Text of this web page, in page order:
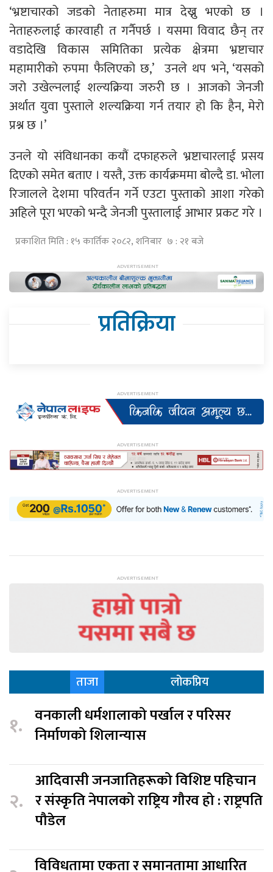
‘भ्रष्टाचारको जडको नेताहरुमा मात्र देख्नु भएको छ ।
नेताहरुलाई कारवाही त गर्नैपर्छ । यसमा विवाद छैन् तर
वडादेखि विकास समितिका प्रत्येक क्षेत्रमा भ्रष्टाचार
महामारीको रुपमा फैलिएको छ,’ उनले थप भने, ‘यसको
जरो उखेल्नलाई शल्यक्रिया जरुरी छ । आजको जेनजी
अर्थात युवा पुस्ताले शल्यक्रिया गर्न तयार हो कि हैन, मेरो
प्रश्न छ ।’
उनले यो संविधानका कयौं दफाहरुले भ्रष्टाचारलाई प्रसय
दिएको समेत बताए । यस्तै, उक्त कार्यक्रममा बोल्दै डा. भोला
रिजालले देशमा परिवर्तन गर्ने एउटा पुस्ताको आशा गरेको
अहिले पूरा भएको भन्दै जेनजी पुस्तालाई आभार प्रकट गरे ।
प्रकाशित मिति : १५ कार्तिक २०८२, शनिबार ७ : २१ बजे
प्रतिक्रिया
ताजा लोकप्रिय
१. वनकाली धर्मशालाको पर्खाल र परिसर
निर्माणको शिलान्यास
२.
आदिवासी जनजातिहरूको विशिष्ट पहिचान
र संस्कृति नेपालको राष्ट्रिय गौरव हो : राष्ट्रपति
पौडेल
विविधतामा एकता र समानतामा आधारित